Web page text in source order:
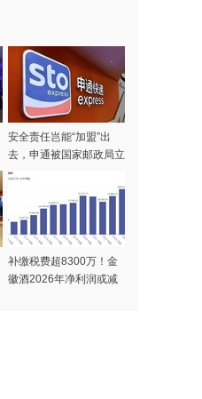
安全责任岂能“加盟”出
去，申通被国家邮政局立
案调查
补缴税费超8300万！金
徽酒2026年净利润或减